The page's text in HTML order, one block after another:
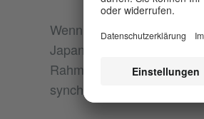
Wenn man diese Arbeiten
Japan zusammen sieht,
Rahmen direkter
synchronen Charakter